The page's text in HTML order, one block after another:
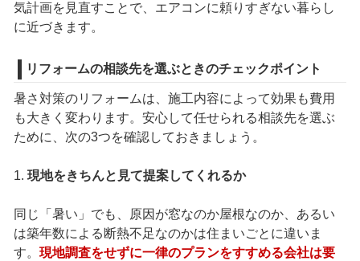
気計画を見直すことで、エアコンに頼りすぎない暮らし
に近づきます。
リフォームの相談先を選ぶときのチェックポイント
暑さ対策のリフォームは、施工内容によって効果も費用
も大きく変わります。安心して任せられる相談先を選ぶ
ために、次の3つを確認しておきましょう。
1. 現地をきちんと見て提案してくれるか
同じ「暑い」でも、原因が窓なのか屋根なのか、あるい
は築年数による断熱不足なのかは住まいごとに違いま
す。 現地調査をせずに一律のプランをすすめる会社は要